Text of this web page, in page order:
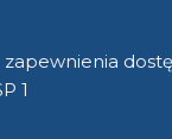
zapewnienia
1